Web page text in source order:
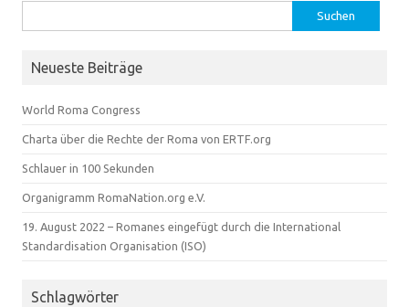
nach:
Neueste Beiträge
World Roma Congress
Charta über die Rechte der Roma von ERTF.org
Schlauer in 100 Sekunden
Organigramm RomaNation.org e.V.
19. August 2022 – Romanes eingefügt durch die International
Standardisation Organisation (ISO)
Schlagwörter